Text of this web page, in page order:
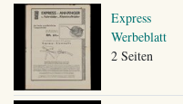
Express
Werbeblatt
2 Seiten